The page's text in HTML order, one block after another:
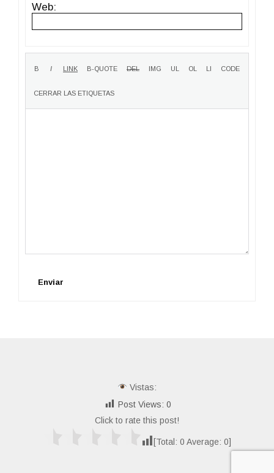
Web:
Enviar
Vistas:
Post Views: 0
Click to rate this post!
[Total: 0 Average: 0]